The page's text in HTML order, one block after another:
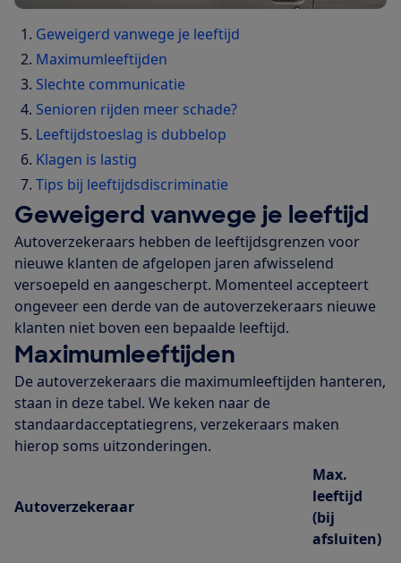
Geweigerd vanwege je leeftijd
Maximumleeftijden
Slechte communicatie
Senioren rijden meer schade?
Leeftijdstoeslag is dubbelop
Klagen is lastig
Tips bij leeftijdsdiscriminatie
Geweigerd vanwege je leeftijd
Autoverzekeraars hebben de leeftijdsgrenzen voor
nieuwe klanten de afgelopen jaren afwisselend
versoepeld en aangescherpt. Momenteel accepteert
ongeveer een derde van de autoverzekeraars nieuwe
klanten niet boven een bepaalde leeftijd.
Maximumleeftijden
De autoverzekeraars die maximumleeftijden hanteren,
staan in deze tabel. We keken naar de
standaardacceptatiegrens, verzekeraars maken
hierop soms uitzonderingen.
Autoverzekeraar
Max.
leeftijd
(bij
afsluiten)